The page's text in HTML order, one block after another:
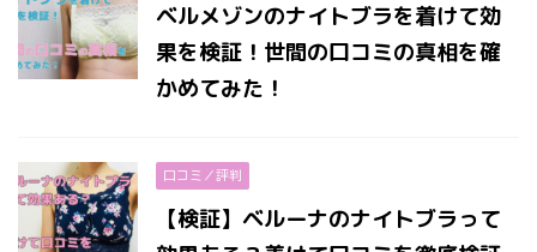
ベルメゾンのナイトブラを着けて効
果を検証！世間の口コミの真相を確
かめてみた！
口コミ／評判
【検証】ベルーナのナイトブラって